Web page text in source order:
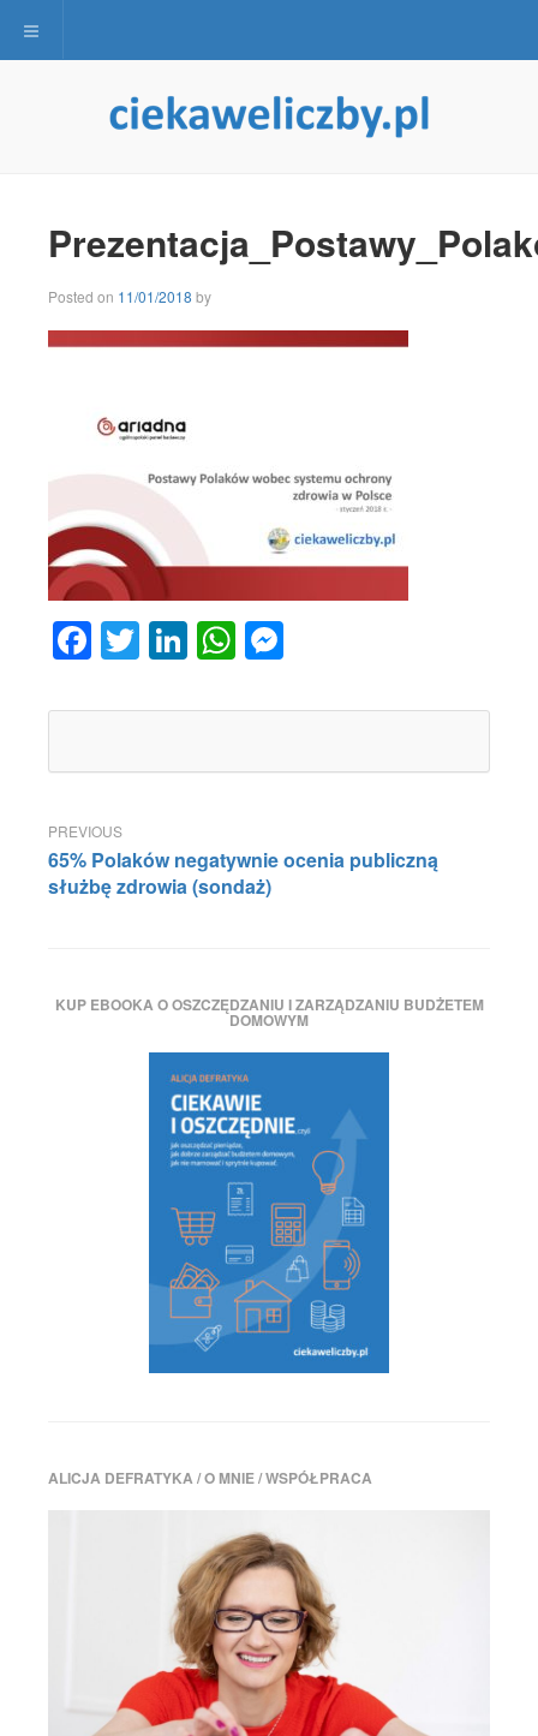
Toggle navigation
Posted on 11/01/2018 by
Facebook
Twitter
LinkedIn
WhatsApp
Nawigacja
wpisu
65% Polaków negatywnie ocenia publiczną
służbę zdrowia (sondaż)
KUP EBOOKA O OSZCZĘDZANIU I ZARZĄDZANIU BUDŻETEM
DOMOWYM
ALICJA DEFRATYKA / O MNIE / WSPÓŁPRACA